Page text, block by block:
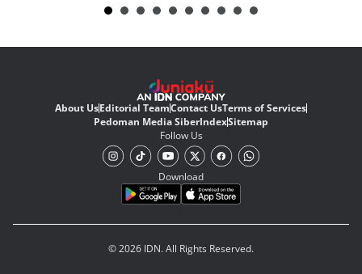
About UsEditorial TeamContact UsTerms of Services
Pedoman Media SiberIndexSitemap
Follow Us
Download
© 2026 IDN. All Rights Reserved.